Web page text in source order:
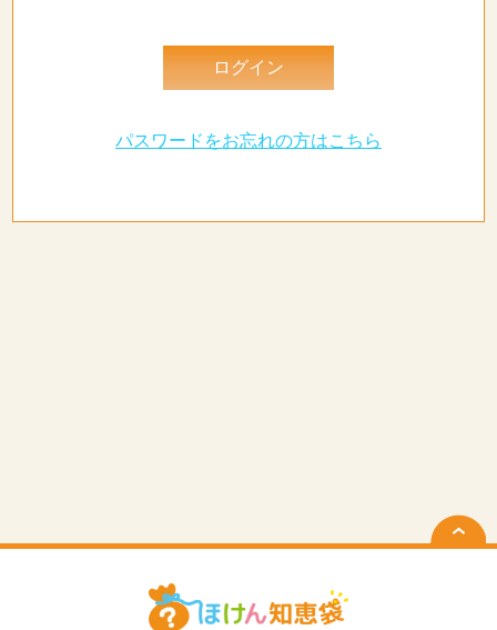
パスワードをお忘れの方はこちら